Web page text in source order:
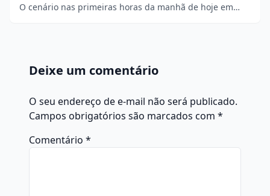
O cenário nas primeiras horas da manhã de hoje em…
Deixe um comentário
O seu endereço de e-mail não será publicado.
Campos obrigatórios são marcados com *
Comentário *